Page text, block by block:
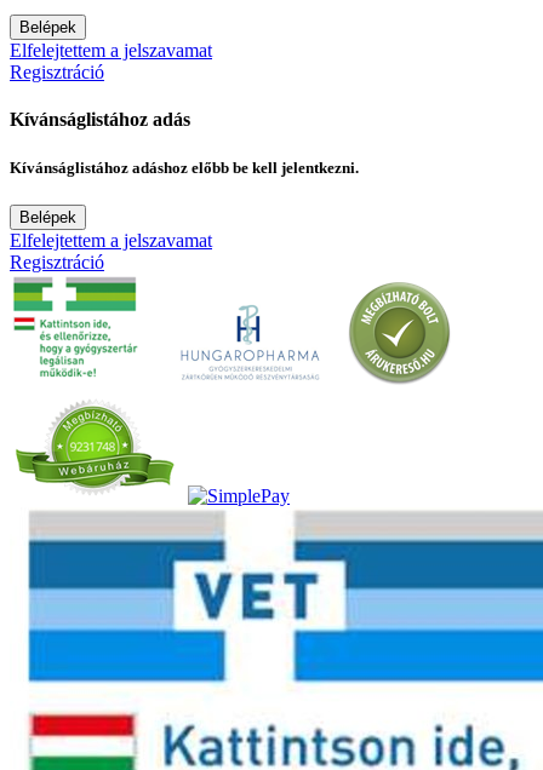
Belépek
Elfelejtettem a jelszavamat
Regisztráció
Kívánságlistához adás
Kívánságlistához adáshoz előbb be kell jelentkezni.
Belépek
Elfelejtettem a jelszavamat
Regisztráció